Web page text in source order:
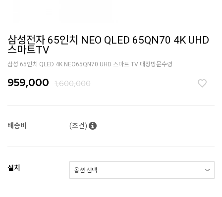
삼성전자 65인치 NEO QLED 65QN70 4K UHD
스마트TV
삼성 65인치 QLED 4K NEO65QN70 UHD 스마트 TV 매장방문수령
959,000 1,600,000
배송비 (조건)
설치